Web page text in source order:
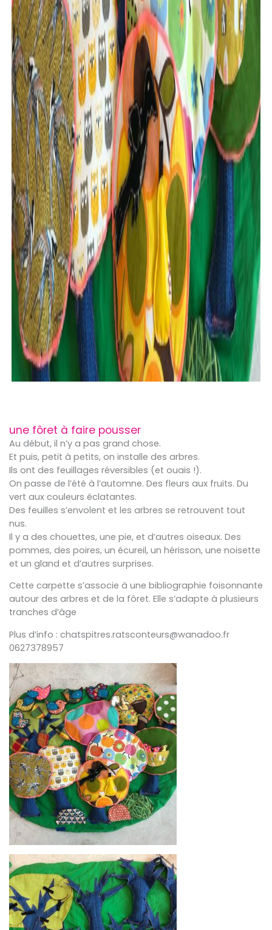
une fôret à faire pousser
Au début, il n’y a pas grand chose.
Et puis, petit à petits, on installe des arbres.
Ils ont des feuillages réversibles (et ouais !).
On passe de l’été à l’automne. Des fleurs aux fruits. Du
vert aux couleurs éclatantes.
Des feuilles s’envolent et les arbres se retrouvent tout
nus.
Il y a des chouettes, une pie, et d’autres oiseaux. Des
pommes, des poires, un écureil, un hérisson, une noisette
et un gland et d’autres surprises.
Cette carpette s’associe à une bibliographie foisonnante
autour des arbres et de la fôret. Elle s’adapte à plusieurs
tranches d’âge
Plus d’info : chatspitres.ratsconteurs@wanadoo.fr
0627378957